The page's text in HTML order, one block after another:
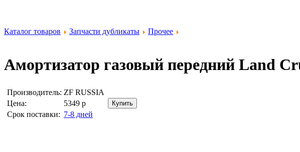
Каталог товаров Запчасти дубликаты Прочее
Амортизатор газовый передний Land
Производитель: ZF RUSSIA
Цена:
5349 р
Срок поставки: 7-8 дней